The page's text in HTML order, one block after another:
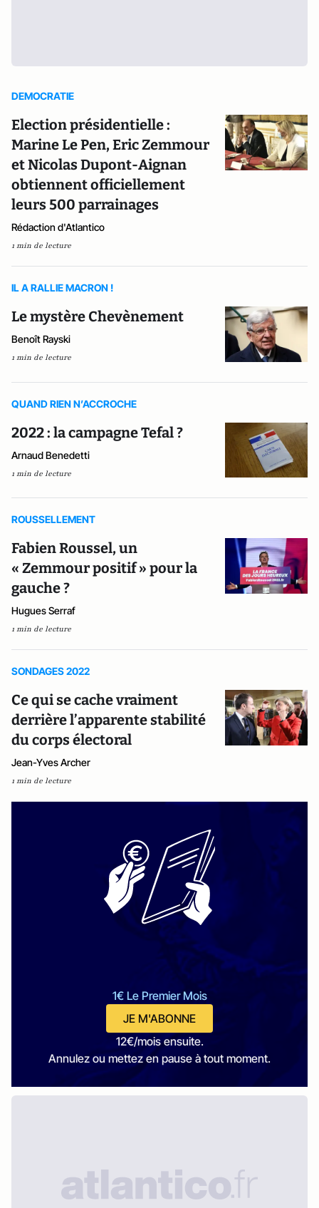
DEMOCRATIE
Election présidentielle :
Marine Le Pen, Eric Zemmour
et Nicolas Dupont-Aignan
obtiennent officiellement
leurs 500 parrainages
Rédaction d'Atlantico
1 min de lecture
IL A RALLIE MACRON !
Le mystère Chevènement
Benoît Rayski
1 min de lecture
QUAND RIEN N’ACCROCHE
2022 : la campagne Tefal ?
Arnaud Benedetti
1 min de lecture
ROUSSELLEMENT
Fabien Roussel, un
« Zemmour positif » pour la
gauche ?
Hugues Serraf
1 min de lecture
SONDAGES 2022
Ce qui se cache vraiment
derrière l’apparente stabilité
du corps électoral
Jean-Yves Archer
1 min de lecture
1€ Le Premier Mois
JE M'ABONNE
12€/mois ensuite.
Annulez ou mettez en pause à tout moment.